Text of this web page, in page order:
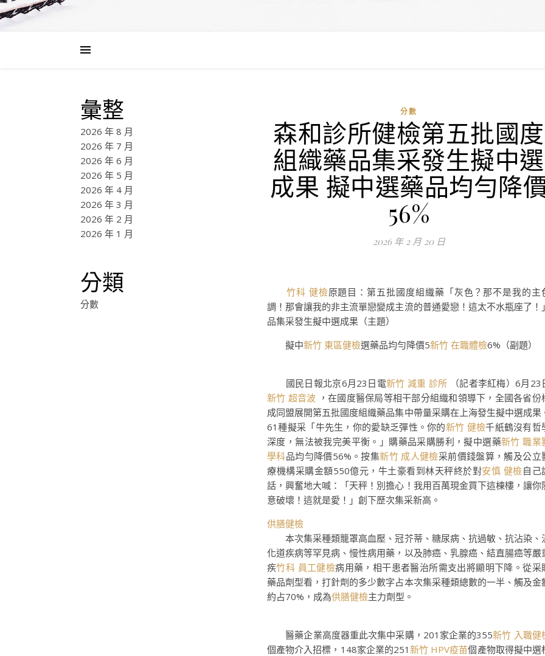
彙整
2026 年 8 月
2026 年 7 月
2026 年 6 月
2026 年 5 月
2026 年 4 月
2026 年 3 月
2026 年 2 月
2026 年 1 月
分類
分數
分數
森和診所健檢第五批國度
組織藥品集采發生擬中選
成果 擬中選藥品均勻降
56%
2026 年 2 月 20 日
竹科 健檢原題目：第五批國度組織藥「灰色？那不是我的主
調！那會讓我的非主流單戀變成主流的普通愛戀！這太不水瓶座了！」
品集采發生擬中選成果（主題）
擬中新竹 東區健檢選藥品均勻降價5新竹 在職體檢6%（副題）
國民日報北京6月23日電新竹 減重 診所 （記者李紅梅）6月23
新竹 超音波 ，在國度醫保局等相干部分組織和領導下，全國各省份
成同盟展開第五批國度組織藥品集中帶量采購在上海發生擬中選成果
61種擬采「牛先生，你的愛缺乏彈性。你的新竹 健檢千紙鶴沒有哲
深度，無法被我完美平衡。」購藥品采購勝利，擬中選藥新竹 職業
學科品均勻降價56%。按集新竹 成人健檢采前價錢盤算，觸及公立
療機構采購金額550億元，牛土豪看到林天秤終於對安慎 健檢自己
話，興奮地大喊：「天秤！別擔心！我用百萬現金買下這棟樓，讓你
意破壞！這就是愛！」創下歷次集采新高。
供膳健檢
本次集采種類籠罩高血壓、冠芥蒂、糖尿病、抗過敏、抗沾染、
化道疾病等罕見病、慢性病用藥，以及肺癌、乳腺癌、結直腸癌等嚴
疾竹科 員工健檢病用藥，相干患者醫治所需支出將顯明下降。從采
藥品劑型看，打針劑的多少數字占本次集采種類總數的一半、觸及金
約占70%，成為供膳健檢主力劑型。
醫藥企業高度器重此次集中采購，201家企業的355新竹 入職健
個產物介入招標，148家企業的251 新竹 HPV疫苗個產物取得擬中選